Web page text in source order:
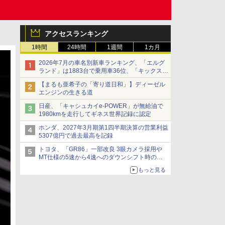
アクセスランキング
1時間 24時間 1週間 1カ月
2026年7月の車名別新車ランキング、「エルグ
ランド」は1883台で乗用車36位、「キックス」
は2591台で27位に
【まるも亜希子の「寄り道日和」】ディーゼル
エンジンの生きる道
日産、「キャシュカイe-POWER」が無給油で
1980kmを走行してギネス世界記録に認定
ホンダ、2027年3月期第1四半期決算の営業利益
5307億円で過去最高を記録
トヨタ、「GR86」一部改良 3眼カメラ採用や
MT仕様の5速から4速へのダウンシフト時の操
もっと見る